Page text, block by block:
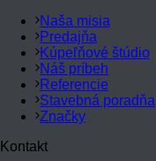
Naša misia
Predajňa
Kúpeľňové štúdio
Náš príbeh
Referencie
Stavebná poradňa
Značky
Kontakt